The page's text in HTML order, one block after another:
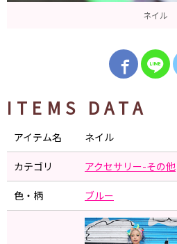
ネイル
ITEMS DATA
アイテム名 ネイル
カテゴリ アクセサリー-その他
色・柄 ブルー